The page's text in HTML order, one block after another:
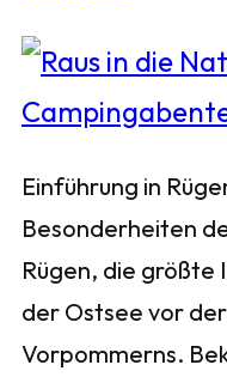
Einführung in
Besonderheiten
Rügen, die größte
der Ostsee vor
Vorpommerns.